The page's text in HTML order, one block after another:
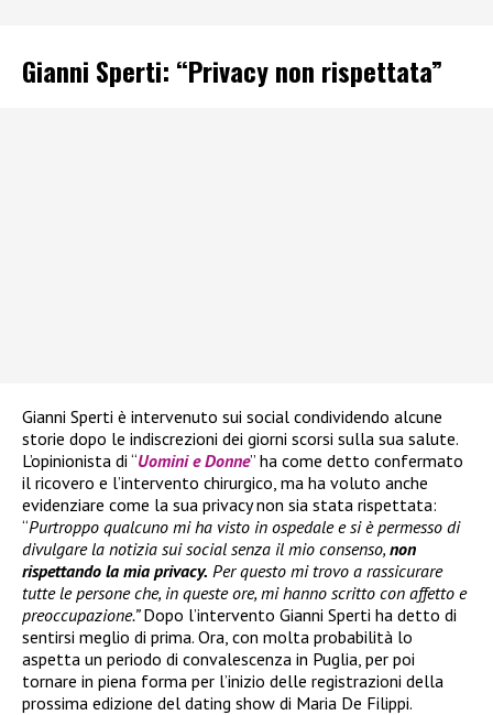
Gianni Sperti: “Privacy non rispettata”
Gianni Sperti è intervenuto sui social condividendo alcune
storie dopo le indiscrezioni dei giorni scorsi sulla sua salute.
L’opinionista di “Uomini e Donne” ha come detto confermato
il ricovero e l’intervento chirurgico, ma ha voluto anche
evidenziare come la sua privacy non sia stata rispettata:
“Purtroppo qualcuno mi ha visto in ospedale e si è permesso di
divulgare la notizia sui social senza il mio consenso, non
rispettando la mia privacy. Per questo mi trovo a rassicurare
tutte le persone che, in queste ore, mi hanno scritto con affetto e
preoccupazione.”Dopo l’intervento Gianni Sperti ha detto di
sentirsi meglio di prima. Ora, con molta probabilità lo
aspetta un periodo di convalescenza in Puglia, per poi
tornare in piena forma per l’inizio delle registrazioni della
prossima edizione del dating show di Maria De Filippi.